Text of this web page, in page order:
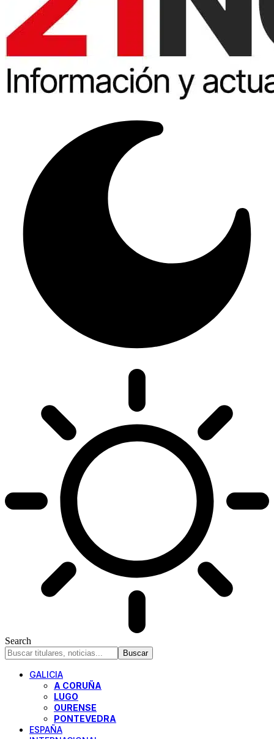
Search
GALICIA
A CORUÑA
LUGO
OURENSE
PONTEVEDRA
ESPAÑA